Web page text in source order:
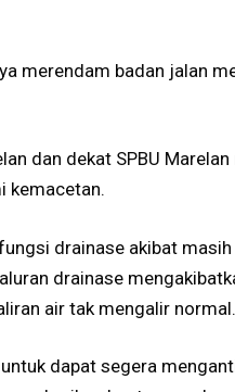
merendam badan jalan
dan dekat SPBU
kemacetan.
drainase akibat masih
drainase
air tak mengalir normal.
dapat segera